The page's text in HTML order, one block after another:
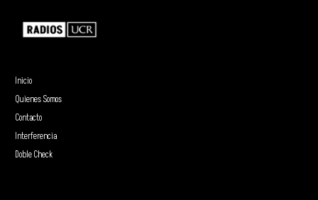
Inicio
Quienes Somos
Contacto
Interferencia
Doble Check